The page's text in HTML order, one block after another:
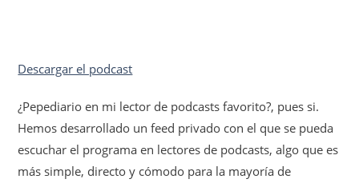
Descargar el podcast
¿Pepediario en mi lector de podcasts favorito?, pues si.
Hemos desarrollado un feed privado con el que se pueda
escuchar el programa en lectores de podcasts, algo que es
más simple, directo y cómodo para la mayoría de